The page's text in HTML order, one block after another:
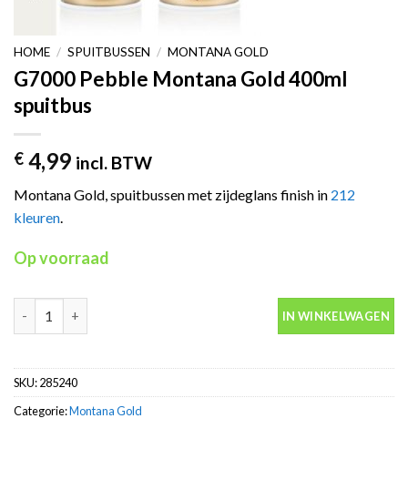
HOME / SPUITBUSSEN / MONTANA GOLD
G7000 Pebble Montana Gold 400ml
spuitbus
€ 4,99 incl. BTW
Montana Gold, spuitbussen met zijdeglans finish in 212
kleuren
Op voorraad
IN WINKELWAGEN
SKU:285240
Categorie:Montana Gold